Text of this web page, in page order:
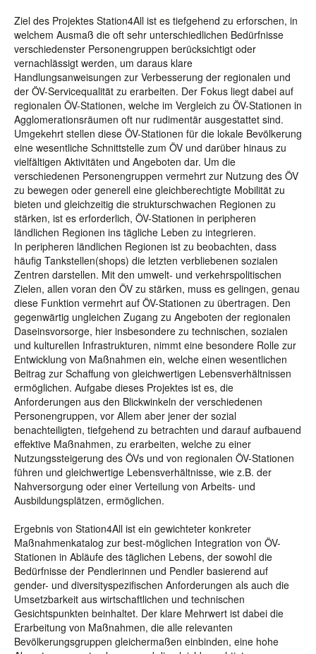
Ziel des Projektes Station4All ist es tiefgehend zu erforschen, in
welchem Ausmaß die oft sehr unterschiedlichen Bedürfnisse
verschiedenster Personengruppen berücksichtigt oder
vernachlässigt werden, um daraus klare
Handlungsanweisungen zur Verbesserung der regionalen und
der ÖV-Servicequalität zu erarbeiten. Der Fokus liegt dabei auf
regionalen ÖV-Stationen, welche im Vergleich zu ÖV-Stationen in
Agglomerationsräumen oft nur rudimentär ausgestattet sind.
Umgekehrt stellen diese ÖV-Stationen für die lokale Bevölkerung
eine wesentliche Schnittstelle zum ÖV und darüber hinaus zu
vielfältigen Aktivitäten und Angeboten dar. Um die
verschiedenen Personengruppen vermehrt zur Nutzung des ÖV
zu bewegen oder generell eine gleichberechtigte Mobilität zu
bieten und gleichzeitig die strukturschwachen Regionen zu
stärken, ist es erforderlich, ÖV-Stationen in peripheren
ländlichen Regionen ins tägliche Leben zu integrieren.
In peripheren ländlichen Regionen ist zu beobachten, dass
häufig Tankstellen(shops) die letzten verbliebenen sozialen
Zentren darstellen. Mit den umwelt- und verkehrspolitischen
Zielen, allen voran den ÖV zu stärken, muss es gelingen, genau
diese Funktion vermehrt auf ÖV-Stationen zu übertragen. Den
gegenwärtig ungleichen Zugang zu Angeboten der regionalen
Daseinsvorsorge, hier insbesondere zu technischen, sozialen
und kulturellen Infrastrukturen, nimmt eine besondere Rolle zur
Entwicklung von Maßnahmen ein, welche einen wesentlichen
Beitrag zur Schaffung von gleichwertigen Lebensverhältnissen
ermöglichen. Aufgabe dieses Projektes ist es, die
Anforderungen aus den Blickwinkeln der verschiedenen
Personengruppen, vor Allem aber jener der sozial
benachteiligten, tiefgehend zu betrachten und darauf aufbauend
effektive Maßnahmen, zu erarbeiten, welche zu einer
Nutzungssteigerung des ÖVs und von regionalen ÖV-Stationen
führen und gleichwertige Lebensverhältnisse, wie z.B. der
Nahversorgung oder einer Verteilung von Arbeits- und
Ausbildungsplätzen, ermöglichen.
Ergebnis von Station4All ist ein gewichteter konkreter
Maßnahmenkatalog zur best-möglichen Integration von ÖV-
Stationen in Abläufe des täglichen Lebens, der sowohl die
Bedürfnisse der Pendlerinnen und Pendler basierend auf
gender- und diversityspezifischen Anforderungen als auch die
Umsetzbarkeit aus wirtschaftlichen und technischen
Gesichtspunkten beinhaltet. Der klare Mehrwert ist dabei die
Erarbeitung von Maßnahmen, die alle relevanten
Bevölkerungsgruppen gleichermaßen einbinden, eine hohe